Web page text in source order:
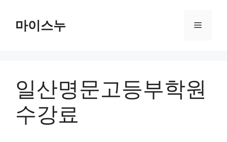
마이스누 메
일산명문고등부학원
수강료